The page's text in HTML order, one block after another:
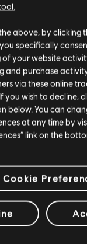
kommst du aus
von Amerika
bestellen
lokalen Ubisoft
aktuellen Store
STORE
above, by clicking
specifically
your website
and purchase
via these online
you wish to decline,
below. You can
at any time by
link on the
Cookie